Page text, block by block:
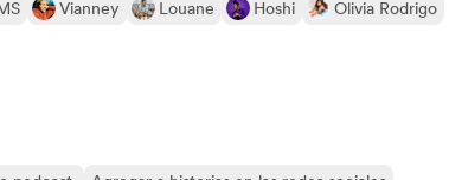
Vianney Louane Hoshi
Olivia Rodrigo